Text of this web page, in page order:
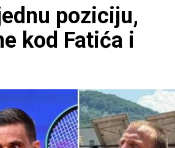
poziciju,
kod Fatića i